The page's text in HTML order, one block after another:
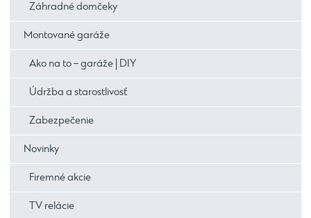
Záhradné domčeky
Montované garáže
Ako na to – garáže | DIY
Údržba a starostlivosť
Zabezpečenie
Novinky
Firemné akcie
TV relácie